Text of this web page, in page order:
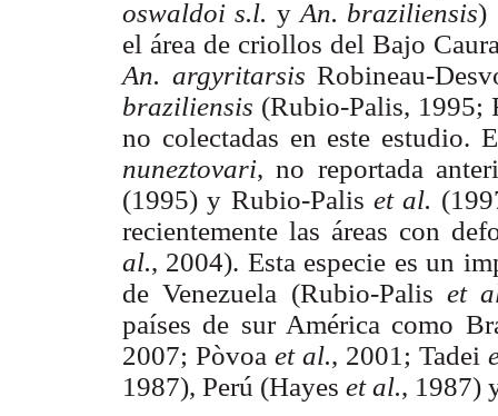
oswaldoi s.l. y An. braziliensis)
el área de criollos del Bajo
An. argyritarsis Robineau-
braziliensis (Rubio-Palis, 1995;
no colectadas en este estudio.
nuneztovari, no reportada
(1995) y Rubio-Paliset al.
recientemente las áreas con
al., 2004). Esta especie es un
de Venezuela (Rubio-Palis et
países de sur América como
2007; Pòvoa et al., 2001; Tadei
1987), Perú (Hayes et al., 1987)